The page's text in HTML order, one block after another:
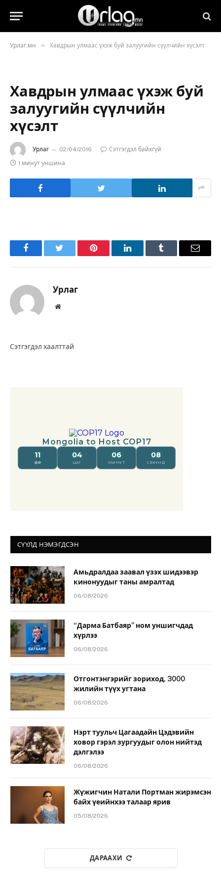
Урлаг.мн » Хавдрын улмаас үхэж буй залуугийн сүүлчийн хүсэлт
Хавдрын улмаас үхэж буй
залуугийн сүүлчийн
хүсэлт
Урлаг 02/04/2016
Сэтгэгдэл байхгүй
1 минут уншина
FacebookTwitter Pinterest LinkedInTumblr Имэйл
Урлаг
Вэбсайт
Сэтгэгдэл хаалттай
СҮҮЛД НЭМЭГДСЭН
Амьдралдаа заавал үзэх шидээвэр
кинонуудыг таны амралтад
06/08/2026
“Дарма Батбаяр” ном уншигчдад
хүрлээ
06/08/2026
Отгонтэнгэрийг зориход, 3000
жилийн түүх угтана
06/08/2026
Нэрт туульч Цагаадайн Цэдэвийн
ховор гэрэл зургуудыг олон нийтэд
дэлгэлээ
06/08/2026
Жүжигчин Натали Портман жирэмсэн
байх үеийнхээ талаар ярив
05/08/2026
ДАРААХИ